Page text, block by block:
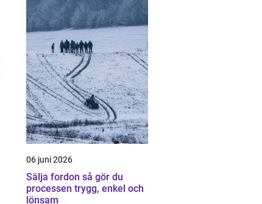
06 juni 2026
Sälja fordon så gör du
processen trygg, enkel och
lönsam